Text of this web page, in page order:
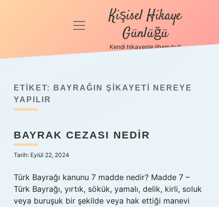
Anasayfa
Politikası
Yasal Uyarı
Hakkımızda
menüyü
Kişisel Hikaye
Günlüğü
Kendi hikayenle ilham bul!
ETIKET:
BAYRAĞIN ŞIKAYETI NEREYE
YAPILIR
BAYRAK CEZASI NEDIR
Tarih: Eylül 22, 2024
Türk Bayrağı kanunu 7 madde nedir? Madde 7 –
Türk Bayrağı, yırtık, sökük, yamalı, delik, kirli, soluk
veya buruşuk bir şekilde veya hak ettiği manevi